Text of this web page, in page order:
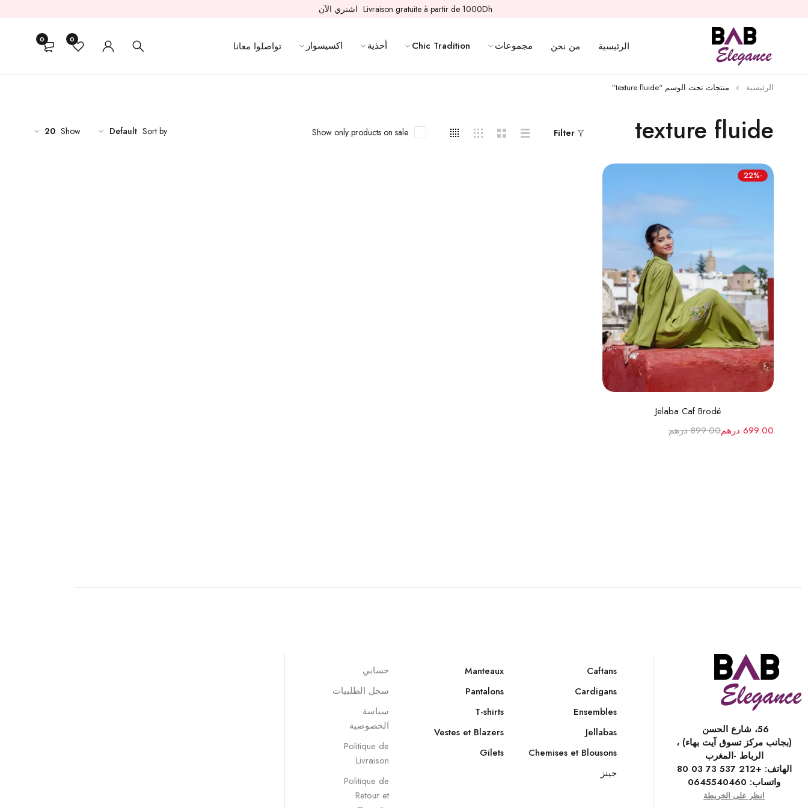
Livraison gratuite à partir de 1000Dh اشتري الآن
الرئيسية من نحن مجموعات Chic Tradition أحذية اكسيسوار تواصلوا معانا
0
0
texture fluide
الرئيسية منتجات تحت الوسم “texture fluide”
Filter
Sort by
Default Show only products on sale
Show
20
-22%
تحديد أحد الخيارات
Jelaba Caf Brodé
899.00 درهم 699.00 درهم
56، شارع الحسن
(بجانب مركز تسوق آيت بهاء) ،
الرباط -المغرب
الهاتف: +212 537 73 03 80
واتساب: 0645540460
انظر على الخريطة
Caftans
Cardigans
Ensembles
Jellabas
Chemises et Blousons
جينز
Manteaux
Pantalons
T-shirts
Vestes et Blazers
Gilets
حسابي
سجل الطلبيات
سياسة
الخصوصية
Politique de
Livraison
Politique de
Retour et